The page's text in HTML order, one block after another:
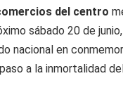
del centro
sábado 20 de
nacional en
a la inmortalidad